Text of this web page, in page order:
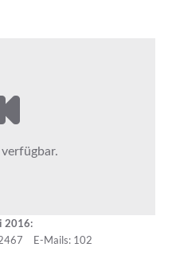
2016:
E-Mails: 102